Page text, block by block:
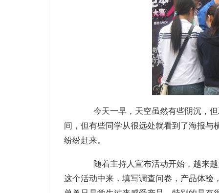
今天一早，天空虽然有些阴沉，但
间，但有些同学从很远处就看到了海报
纷纷赶来。
随着主持人宣布活动开始，越来越
这个活动中来，填写调查问卷，产品体验